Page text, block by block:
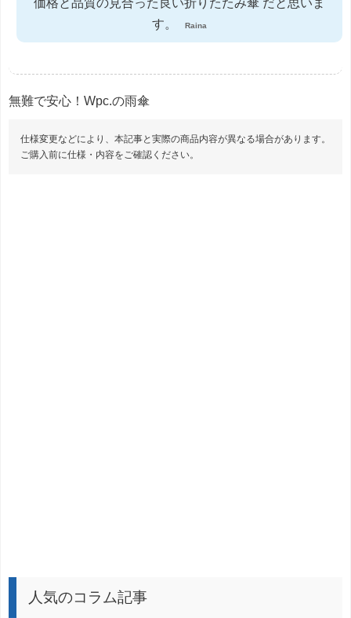
価格と品質の見合った良い折りたたみ傘 だと思いま
す。
Raina
無難で安心！Wpc.の雨傘
仕様変更などにより、本記事と実際の商品内容が異なる場合があります。
ご購入前に仕様・内容をご確認ください。
人気のコラム記事